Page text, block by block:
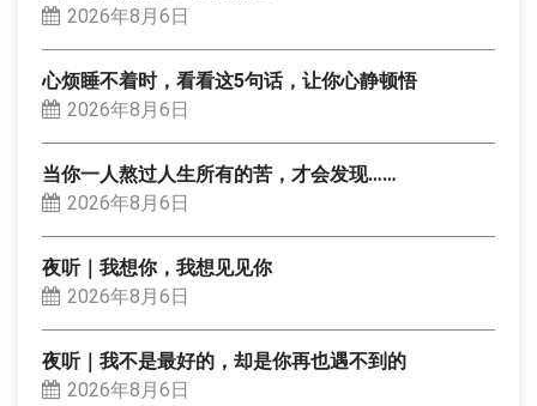
2026年8月6日
心烦睡不着时，看看这5句话，让你心静顿悟
2026年8月6日
当你一人熬过人生所有的苦，才会发现……
2026年8月6日
夜听｜我想你，我想见见你
2026年8月6日
夜听｜我不是最好的，却是你再也遇不到的
2026年8月6日